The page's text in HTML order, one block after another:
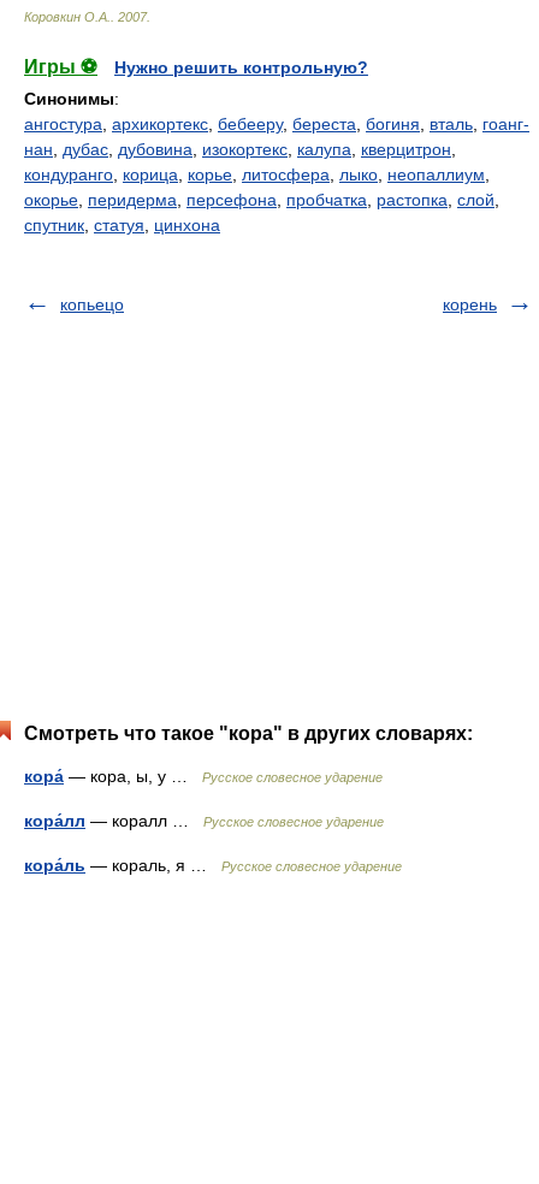
Коровкин О.А.
2007.
Игры ⚽
Нужно решить контрольную?
Синонимы:
ангостура архикортекс бебееру, береста богиня вталь гоанг-
нан
дубас дубовина изокортекс калупа кверцитрон
кондуранго корица корье литосфера лыко неопаллиум
окорье перидерма персефона пробчатка растопка слой
спутник статуя цинхона
копьецо корень
Смотреть что такое "кора" в других словарях:
кора́ — кора, ы, у … Русское словесное ударение
кора́лл — коралл … Русское словесное ударение
кора́ль — кораль, я … Русское словесное ударение